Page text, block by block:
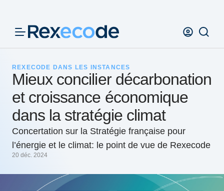
REXECODE DANS LES INSTANCES
Mieux concilier décarbonation
et croissance économique
dans la stratégie climat
Concertation sur la Stratégie française pour
l’énergie et le climat: le point de vue de Rexecode
20 déc. 2024